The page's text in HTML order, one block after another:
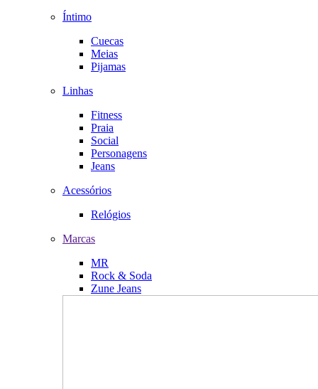
Íntimo
Cuecas
Meias
Pijamas
Linhas
Fitness
Praia
Social
Personagens
Jeans
Acessórios
Relógios
Marcas
MR
Rock & Soda
Zune Jeans